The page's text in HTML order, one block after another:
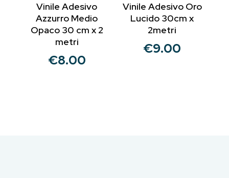
Vinile Adesivo
Azzurro Medio
Opaco 30 cm x 2
metri
€8.00
Vinile Adesivo Oro
Lucido 30cm x
2metri
€9.00